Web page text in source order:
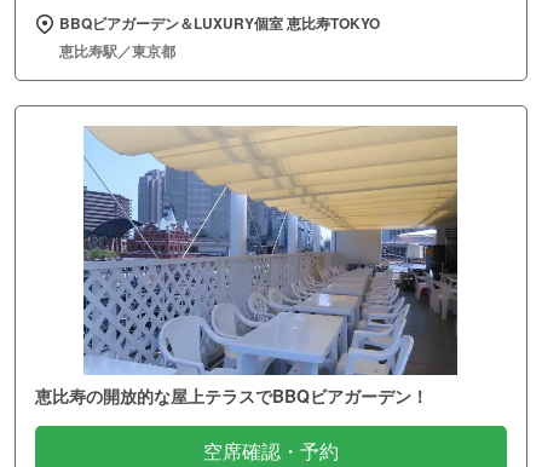
BBQビアガーデン＆LUXURY個室 恵比寿TOKYO
恵比寿駅／東京都
恵比寿の開放的な屋上テラスでBBQビアガーデン！
空席確認・予約